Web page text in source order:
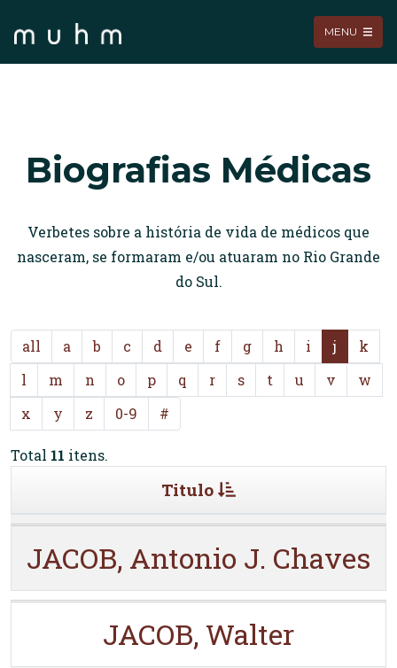
MENU
Biografias Médicas
Verbetes sobre a história de vida de médicos que
nasceram, se formaram e/ou atuaram no Rio Grande
do Sul.
all a b c d e f g h i j
k
l
m n o p q r s t u v
w
x
y z 0-9 #
Total 11 itens.
Titulo
JACOB, Antonio J. Chaves
JACOB, Walter